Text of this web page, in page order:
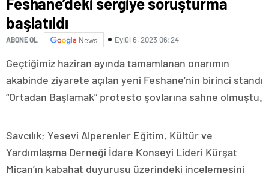
başlatıldı
ABONE OL News Eylül 6, 2023 06:24
Geçtiğimiz haziran ayında tamamlanan onarımın
akabinde ziyarete açılan yeni Feshane’nin birinci standı
“Ortadan Başlamak” protesto şovlarına sahne olmuştu.
Savcılık; Yesevi Alperenler Eğitim, Kültür ve
Yardımlaşma Derneği İdare Konseyi Lideri Kürşat
Mican’ın kabahat duyurusu üzerindeki incelemesini